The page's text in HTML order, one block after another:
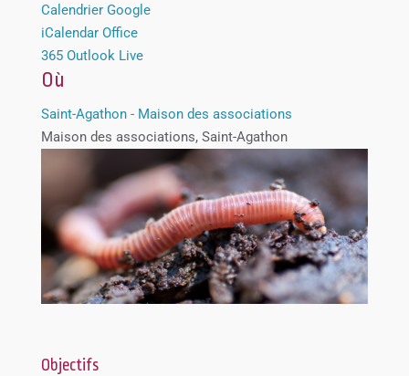
Calendrier Google
iCalendar Office
365 Outlook Live
Où
Saint-Agathon - Maison des associations
Maison des associations, Saint-Agathon
Objectifs